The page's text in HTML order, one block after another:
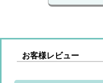
お客様レビュー